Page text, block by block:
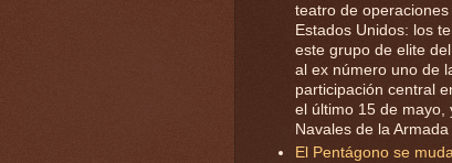
teatro de
Estados Unidos: los
este grupo de elite
al ex número uno de
participación central
el último 15 de mayo,
Navales de la
El Pentágono se